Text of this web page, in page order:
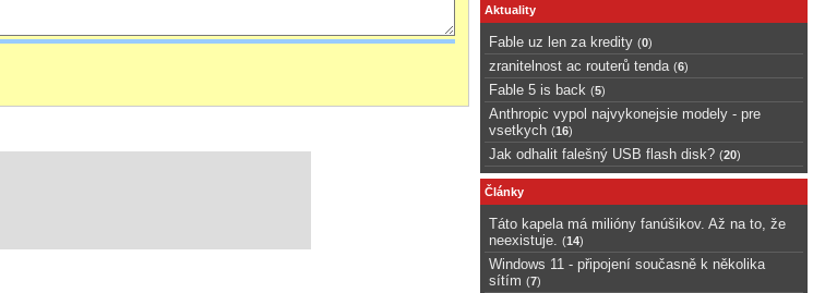
Aktuality
Fable uz len za kredity (0)
zranitelnost ac routerů tenda (6)
Fable 5 is back (5)
Anthropic vypol najvykonejsie modely - pre
vsetkych (16)
Jak odhalit falešný USB flash disk? (20)
Články
Táto kapela má milióny fanúšikov. Až na to, že
neexistuje.
(14)
Windows 11 - připojení současně k několika
sítím (7)